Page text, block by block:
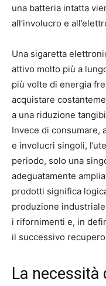
una batteria intatta
all’involucro e
Una sigaretta
attivo molto più a
più volte di energia
acquistare
a una riduzione
Invece di consumare,
e involucri singoli,
periodo, solo una
adeguatamente
prodotti significa
produzione
i rifornimenti e, in
il successivo
La